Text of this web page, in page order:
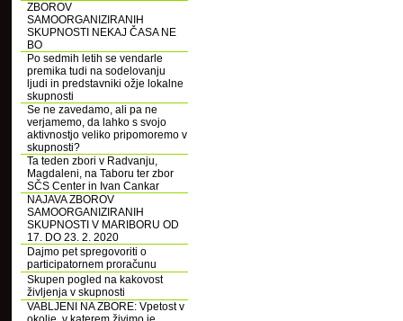
ZBOROV
SAMOORGANIZIRANIH
SKUPNOSTI NEKAJ ČASA NE
BO
Po sedmih letih se vendarle
premika tudi na sodelovanju
ljudi in predstavniki ožje lokalne
skupnosti
Se ne zavedamo, ali pa ne
verjamemo, da lahko s svojo
aktivnostjo veliko pripomoremo v
skupnosti?
Ta teden zbori v Radvanju,
Magdaleni, na Taboru ter zbor
SČS Center in Ivan Cankar
NAJAVA ZBOROV
SAMOORGANIZIRANIH
SKUPNOSTI V MARIBORU OD
17. DO 23. 2. 2020
Dajmo pet spregovoriti o
participatornem proračunu
Skupen pogled na kakovost
življenja v skupnosti
VABLJENI NA ZBORE: Vpetost v